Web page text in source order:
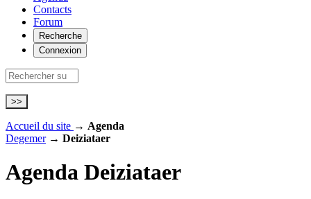
Contacts
Forum
Recherche
Connexion
Accueil du site → Agenda
Degemer→ Deiziataer
Agenda Deiziataer